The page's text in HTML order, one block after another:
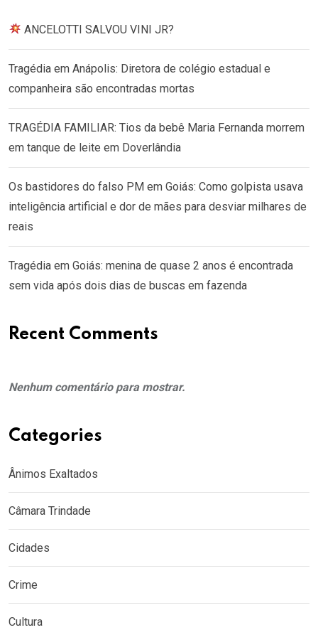
ANCELOTTI SALVOU VINI JR?
Tragédia em Anápolis: Diretora de colégio estadual e
companheira são encontradas mortas
TRAGÉDIA FAMILIAR: Tios da bebê Maria Fernanda morrem
em tanque de leite em Doverlândia
Os bastidores do falso PM em Goiás: Como golpista usava
inteligência artificial e dor de mães para desviar milhares de
reais
Tragédia em Goiás: menina de quase 2 anos é encontrada
sem vida após dois dias de buscas em fazenda
Recent Comments
Nenhum comentário para mostrar.
Categories
Ânimos Exaltados
Câmara Trindade
Cidades
Crime
Cultura